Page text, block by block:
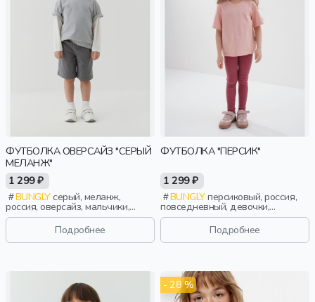
ФУТБОЛКА ОВЕРСАЙЗ "СЕРЫЙ
МЕЛАНЖ"
1 299 ₽
BUNGLYсерый, меланж,
россия, оверсайз, мальчики,
малыши, дошкольники, дети
Подробнее
ФУТБОЛКА "ПЕРСИК"
1 299 ₽
BUNGLYперсиковый, россия,
повседневный, девочки,
малыши, дошкольники, дети
Подробнее
- 28 %